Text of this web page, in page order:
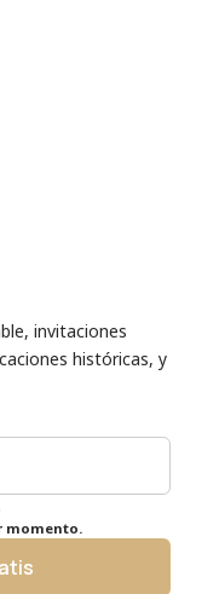
invitaciones
históricas, y
momento.